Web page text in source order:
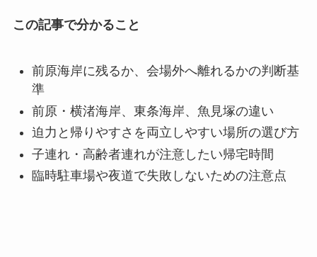
この記事で分かること
前原海岸に残るか、会場外へ離れるかの判断基
準
前原・横渚海岸、東条海岸、魚見塚の違い
迫力と帰りやすさを両立しやすい場所の選び方
子連れ・高齢者連れが注意したい帰宅時間
臨時駐車場や夜道で失敗しないための注意点